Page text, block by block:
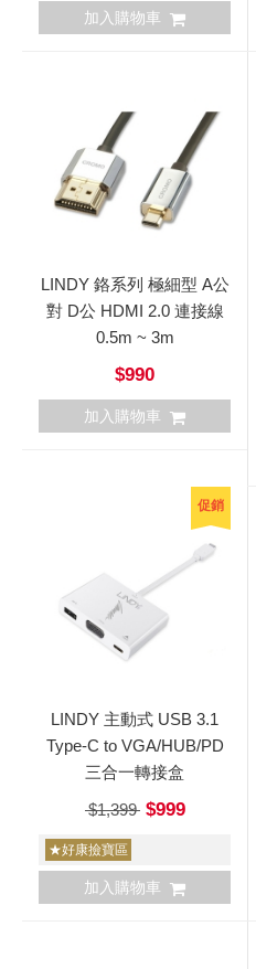
加入購物車
LINDY 鉻系列 極細型 A公
對 D公 HDMI 2.0 連接線
0.5m ~ 3m
$990
加入購物車
促銷
LINDY 主動式 USB 3.1
Type-C to VGA/HUB/PD
三合一轉接盒
$1,399$999
★好康撿寶區
加入購物車